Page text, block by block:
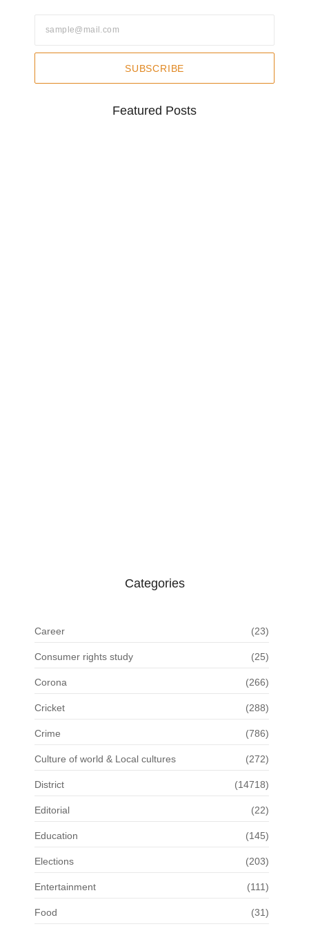
SUBSCRIBE
Featured Posts
Categories
Career (23)
Consumer rights study (25)
Corona (266)
Cricket (288)
Crime (786)
Culture of world & Local cultures (272)
District (14718)
Editorial (22)
Education (145)
Elections (203)
Entertainment (111)
Food (31)